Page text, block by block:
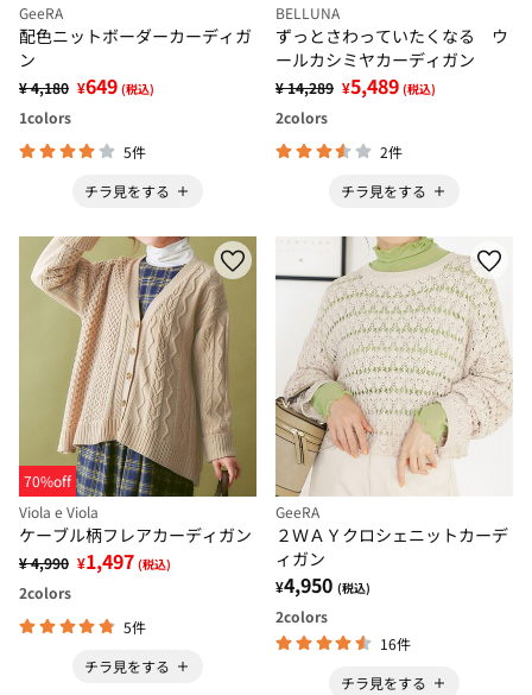
GeeRA
配色ニットボーダーカーディガ
ン
¥ 4,180 ¥649 (税込)
1colors
5件
チラ見をする
BELLUNA
ずっとさわっていたくなる ウ
ールカシミヤカーディガン
¥ 14,289 ¥5,489 (税込)
2colors
2件
チラ見をする
70%off
Viola e Viola
ケーブル柄フレアカーディガン
¥ 4,990 ¥1,497 (税込)
2colors
5件
チラ見をする
GeeRA
２ＷＡＹクロシェニットカーデ
ィガン
¥4,950 (税込)
2colors
16件
チラ見をする